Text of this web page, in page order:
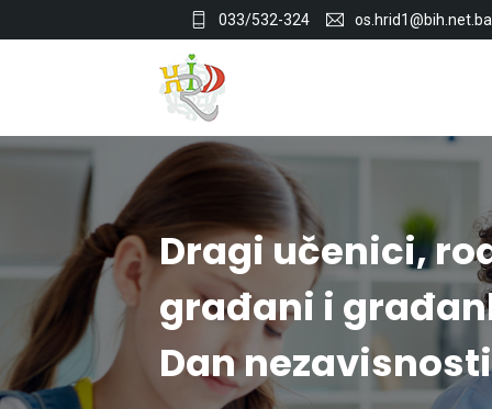
033/532-324 os.hrid1@bih.net.ba
Dragi učenici,
građani i
Dan